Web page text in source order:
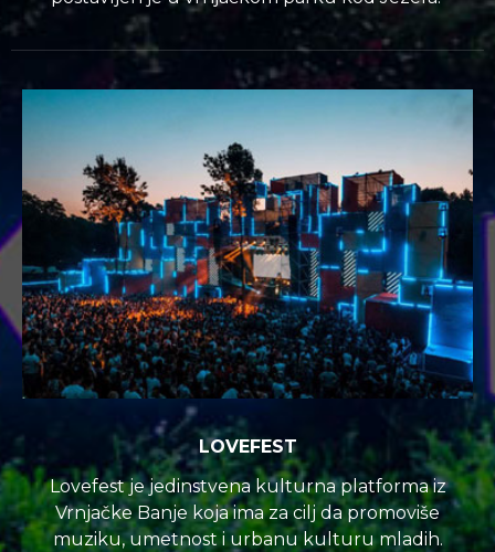
LOVEFEST
Lovefest je jedinstvena kulturna platforma iz
Vrnjačke Banje koja ima za cilj da promoviše
muziku, umetnost i urbanu kulturu mladih.